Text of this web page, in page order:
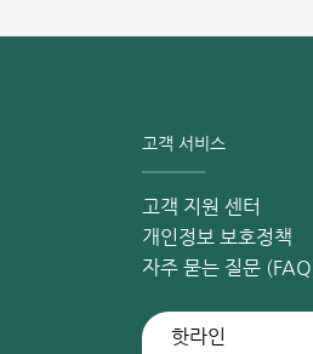
고객 서비스
고객 지원 센터
개인정보 보호정책
자주 묻는 질문
핫라인